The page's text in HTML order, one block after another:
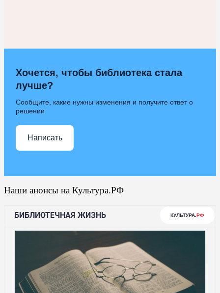
Хочется, чтобы библиотека стала
лучше?
Сообщите, какие нужны изменения и получите ответ о
решении
Написать
Наши анонсы на Культура.РФ